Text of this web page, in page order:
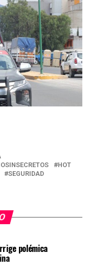
HOT
SEGURIDAD
polémica